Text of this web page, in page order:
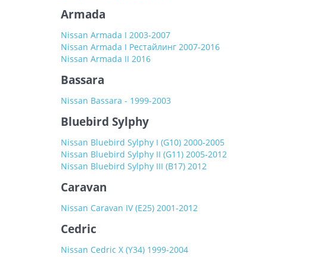
Armada
Nissan Armada I 2003-2007
Nissan Armada I Рестайлинг 2007-2016
Nissan Armada II 2016
Bassara
Nissan Bassara - 1999-2003
Bluebird Sylphy
Nissan Bluebird Sylphy I (G10) 2000-2005
Nissan Bluebird Sylphy II (G11) 2005-2012
Nissan Bluebird Sylphy III (B17) 2012
Caravan
Nissan Caravan IV (E25) 2001-2012
Cedric
Nissan Cedric X (Y34) 1999-2004